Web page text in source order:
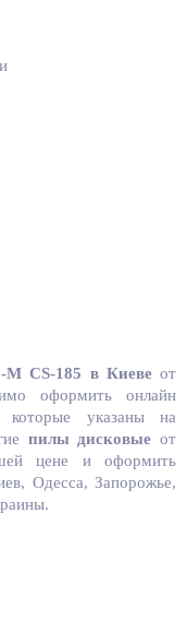
M CS-185 в Киевеот
оформить онлайн
указаны на
пилы дисковые от
цене и оформить
Одесса, Запорожье,